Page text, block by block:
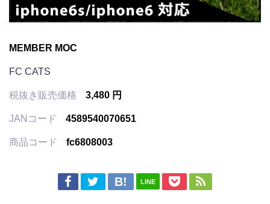
MEMBER MOC
FC CATS
税抜き販売価格 3,480 円
JANコード 4589540070651
商品コード fc6808003
LINE